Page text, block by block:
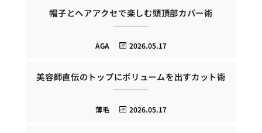
帽子とヘアアクセで楽しむ頭頂部カバー術
2026.05.17
AGA
美容師直伝のトップにボリュームを出すカット術
2026.05.17
薄毛